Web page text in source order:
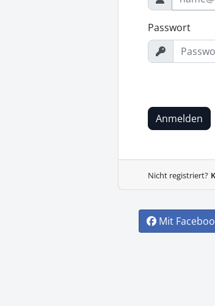
Passwort
Anmelden
Nicht registriert?
Mit